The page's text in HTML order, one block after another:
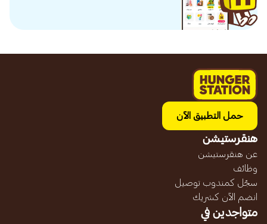
حمل التطبيق الآن
هنقرستيشن
عن هنقرستيشن
وظائف
سجّل كمندوب توصيل
انضم الآن كشريك
متواجدين في